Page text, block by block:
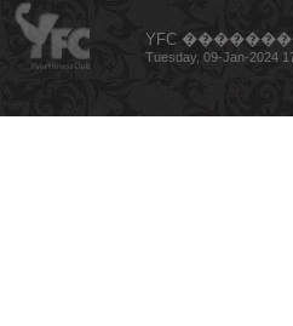
YFC
Tuesday, 09-Jan-2024